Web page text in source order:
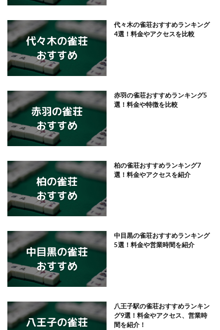
代々木の雀荘おすすめランキング
4選！料金やアクセスを比較
赤羽の雀荘おすすめランキング5
選！料金や特徴を比較
柏の雀荘おすすめランキング7
選！料金やアクセスを紹介
中目黒の雀荘おすすめランキング
5選！料金や営業時間を紹介
八王子駅の雀荘おすすめランキン
グ9選！料金やアクセス、営業時
間を紹介！